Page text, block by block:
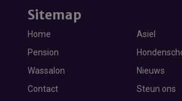
Sitemap
Home
Asiel
Pension
Wassalon
Nieuws
Contact
Steun ons